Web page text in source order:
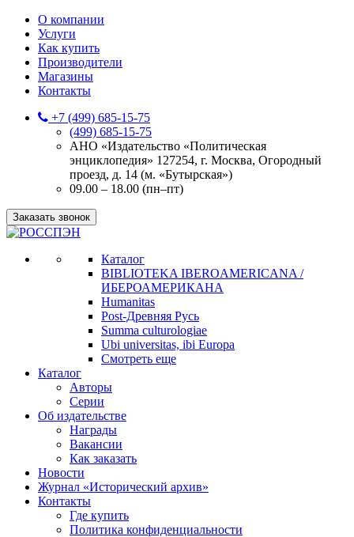
О компании
Услуги
Как купить
Производители
Магазины
Контакты
+7 (499) 685-15-75
(499) 685-15-75
АНО «Издательство «Политическая
энциклопедия» 127254, г. Москва, Огородный
проезд, д. 14 (м. «Бутырская»)
09.00 – 18.00 (пн–пт)
Заказать звонок
Каталог
BIBLIOTEKA IBEROAMERICANA /
ИБЕРОАМЕРИКАНА
Humanitas
Post-Древняя Русь
Summa culturologiae
Ubi universitas, ibi Europa
Смотреть еще
Каталог
Авторы
Серии
Об издательстве
Награды
Вакансии
Как заказать
Новости
Журнал «Исторический архив»‎
Контакты
Где купить
Политика конфиденциальности